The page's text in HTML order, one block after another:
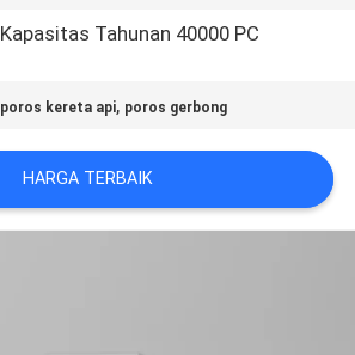
Kapasitas Tahunan 40000 PC
poros kereta api, poros gerbong
HARGA TERBAIK